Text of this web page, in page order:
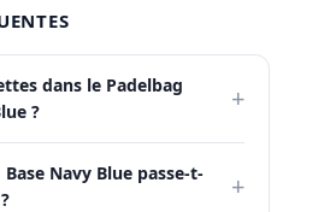
dans le Padelbag
?
+
Navy Blue passe-t-
+